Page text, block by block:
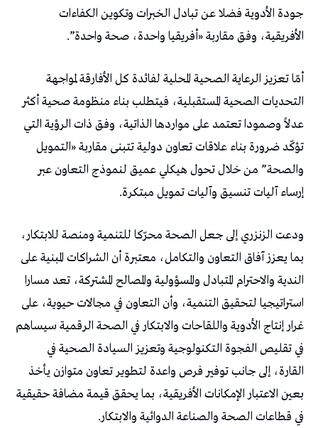
جودة الأدوية فضلا عن تبادل الخبرات وتكوين الكفاءات
الأفريقية، وفق مقاربة «أفريقيا واحدة، صحة واحدة”.
أمّا تعزيز الرعاية الصحية المحلية لفائدة كل الأفارقة لمواجهة
التحديات الصحية المستقبلية، فيتطلب بناء منظومة صحية أكثر
عدلاً وصمودا تعتمد على مواردها الذاتية، وفق ذات الرؤية التي
تؤكّد ضرورة بناء علاقات تعاون دولية تتبنى مقاربة «التمويل
والصحة” من خلال تحول هيكلي عميق لنموذج التعاون عبر
إرساء آليات تنسيق وآليات تمويل مبتكرة.
ودعت الزنزري إلى جعل الصحة محرّكا للتنمية ومنصة للابتكار،
بما يعزز آفاق التعاون والتكامل، معتبرة أن الشراكات المبنية على
الندية والاحترام المتبادل والمسؤولية والمصالح المشتركة، تعد مسارا
استراتيجيا لتحقيق التنمية، وأن التعاون في مجالات حيوية، على
غرار إنتاج الأدوية واللقاحات والابتكار في الصحة الرقمية سيساهم
في تقليص الفجوة التكنولوجية وتعزيز السيادة الصحية في
القارة، إلى جانب توفير فرص واعدة لتطوير تعاون متوازن يأخذ
بعين الاعتبار الإمكانات الأفريقية، بما يحقق قيمة مضافة حقيقية
في قطاعات الصحة والصناعة الدوائية والابتكار.